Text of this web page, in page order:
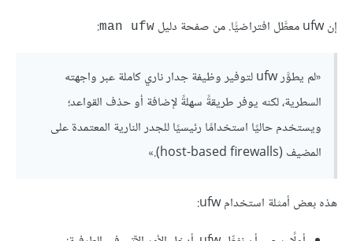
إن ufw معطَّل افتراضيًّا. من صفحة دليل
man ufw
:
«لم يطوَّر ufw لتوفير وظيفة جدار ناري كاملة عبر واجهته
السطرية، لكنه يوفر طريقةً سهلةً لإضافة أو حذف القواعد؛
ويستخدم حاليًا استخدامًا رئيسيًا للجدر النارية المعتمدة على
المضيف (host-based firewalls).»
هذه بعض أمثلة استخدام ufw: